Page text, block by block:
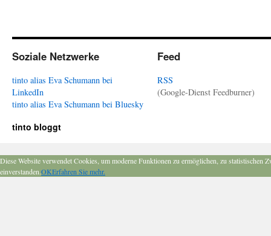
Soziale Netzwerke
tinto alias Eva Schumann bei
LinkedIn
tinto alias Eva Schumann bei Bluesky
Feed
RSS
(Google-Dienst Feedburner)
tinto bloggt
Diese Website verwendet Cookies, um moderne Funktionen zu ermöglichen, zu
einverstanden.OKErfahren Sie mehr.